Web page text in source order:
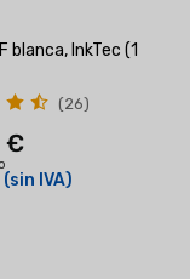
blanca, InkTec (1
€
(sin IVA)
(26)